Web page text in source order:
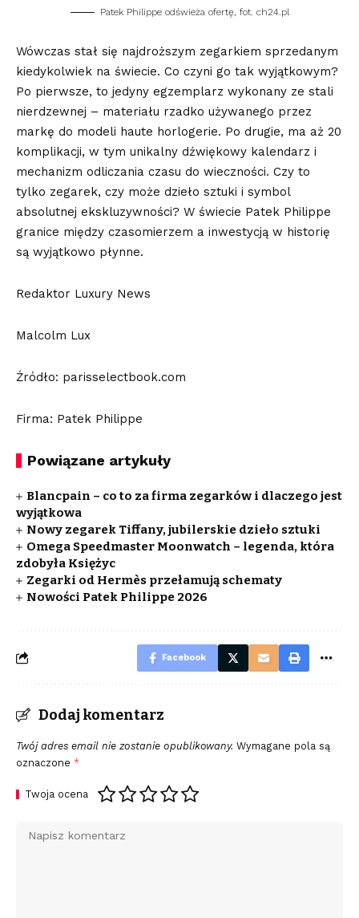
Patek Philippe odświeża ofertę, fot. ch24.pl
Wówczas stał się najdroższym zegarkiem sprzedanym
kiedykolwiek na świecie. Co czyni go tak wyjątkowym?
Po pierwsze, to jedyny egzemplarz wykonany ze stali
nierdzewnej – materiału rzadko używanego przez
markę do modeli haute horlogerie. Po drugie, ma aż 20
komplikacji, w tym unikalny dźwiękowy kalendarz i
mechanizm odliczania czasu do wieczności. Czy to
tylko zegarek, czy może dzieło sztuki i symbol
absolutnej ekskluzywności? W świecie Patek Philippe
granice między czasomierzem a inwestycją w historię
są wyjątkowo płynne.
Redaktor Luxury News
Malcolm Lux
Źródło: parisselectbook.com
Firma: Patek Philippe
Powiązane artykuły
Blancpain – co to za firma zegarków i dlaczego jest
wyjątkowa
Nowy zegarek Tiffany, jubilerskie dzieło sztuki
Omega Speedmaster Moonwatch – legenda, która
zdobyła Księżyc
Zegarki od Hermès przełamują schematy
Nowości Patek Philippe 2026
Facebook
Dodaj komentarz
Twój adres email nie zostanie opublikowany. Wymagane pola są
oznaczone *
Twoja ocena